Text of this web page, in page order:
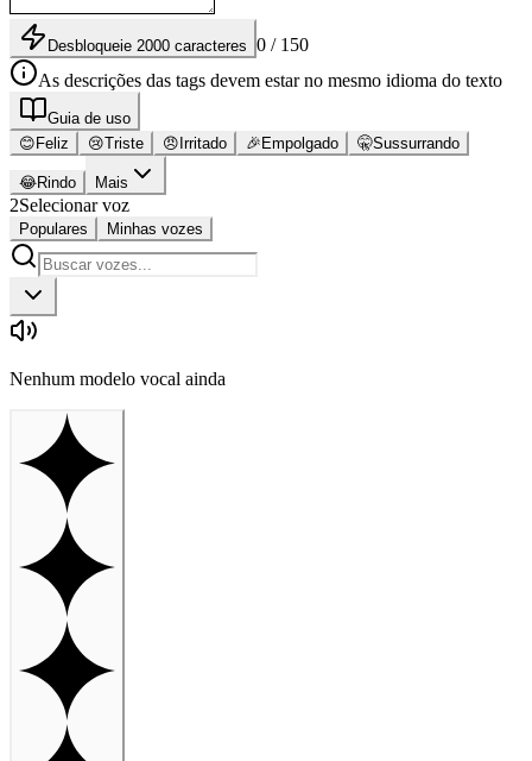
Desbloqueie 2000 caracteres 0 / 150
As descrições das tags devem estar no mesmo idioma do texto
Guia de uso
😊 Feliz 😢Triste 😠 Irritado 🎉 Empolgado 🤫Sussurrando
😂Rindo Mais
2Selecionar voz
Populares Minhas vozes
Nenhum modelo vocal ainda